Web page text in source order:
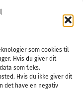
som cookies til
Hvis du giver dit
som f.eks.
Hvis du ikke giver dit
det have en negativ